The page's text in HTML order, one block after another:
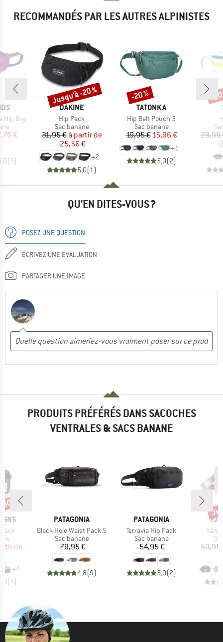
RECOMMANDÉS PAR LES AUTRES ALPINISTES
Hip Bag
réduit
€
(3)
MARQUE
DAKINE
Article
Hip Pack
Product group
Sac banane
Prix
31,95 € Prix réduit
à partir de
25,56 €
+2
5,0(1)
Remise
Jusqu'à -20 %
MARQUE
TATONKA
Article
Hip Belt Pouch 3
Product group
Sac banane
Prix
19,95 €Prix réduit
15,96 €
+1
5,0(2)
Remise
-20 %
28,95
-
QU'EN DITES-VOUS ?
POSEZ UNE QUESTION
ÉCRIVEZ UNE ÉVALUATION
PARTAGER UNE IMAGE
PRODUITS PRÉFÉRÉS DANS SACOCHES
VENTRALES & SACS BANANE
réduit
de
+4
(1)
%
MARQUE
PATAGONIA
Article
Black Hole Waist Pack 5
Product group
Sac banane
Prix
79,95 €
4,8(9)
MARQUE
PATAGONIA
Article
Terravia Hip Pack
Product group
Sac banane
Prix
54,95 €
5,0(2)
59,95